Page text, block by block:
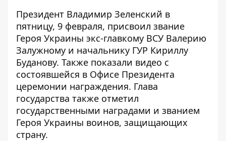
Президент Владимир Зеленский в
пятницу, 9 февраля, присвоил звание
Героя Украины экс-главкому ВСУ Валерию
Залужному и начальнику ГУР Кириллу
Буданову. Также показали видео с
состоявшейся в Офисе Президента
церемонии награждения. Глава
государства также отметил
государственными наградами и званием
Героя Украины воинов, защищающих
страну.